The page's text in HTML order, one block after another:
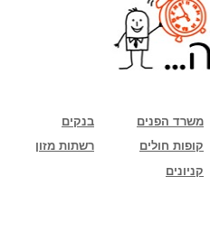
בנקים משרד הפנים
רשתות מזון
קופות חולים
קניונים